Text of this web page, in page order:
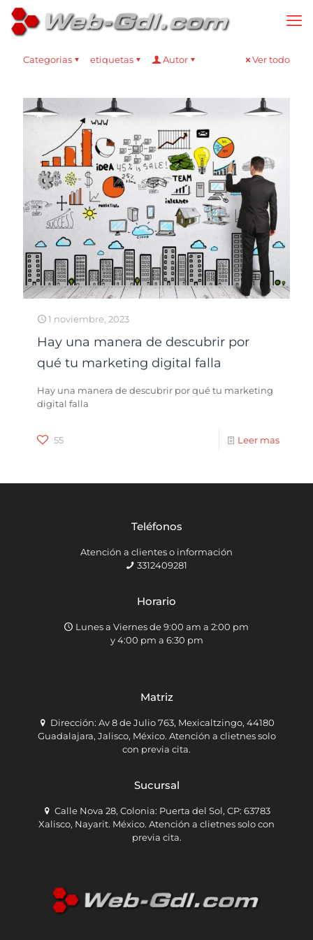
Categorias etiquetas Autor Ver todo
1 noviembre, 2023
Hay una manera de descubrir por
qué tu marketing digital falla
Hay una manera de descubrir por qué tu marketing
digital falla
55 Leer mas
Teléfonos
Atención a clientes o información
3312409281
Horario
Lunes a Viernes de 9:00 am a 2:00 pm
y 4:00 pm a 6:30 pm
Matriz
Dirección: Av 8 de Julio 763, Mexicaltzingo, 44180
Guadalajara, Jalisco, México. Atención a clietnes solo
con previa cita.
Sucursal
Calle Nova 28, Colonia: Puerta del Sol, CP: 63783
Xalisco, Nayarit. México. Atención a clietnes solo con
previa cita.